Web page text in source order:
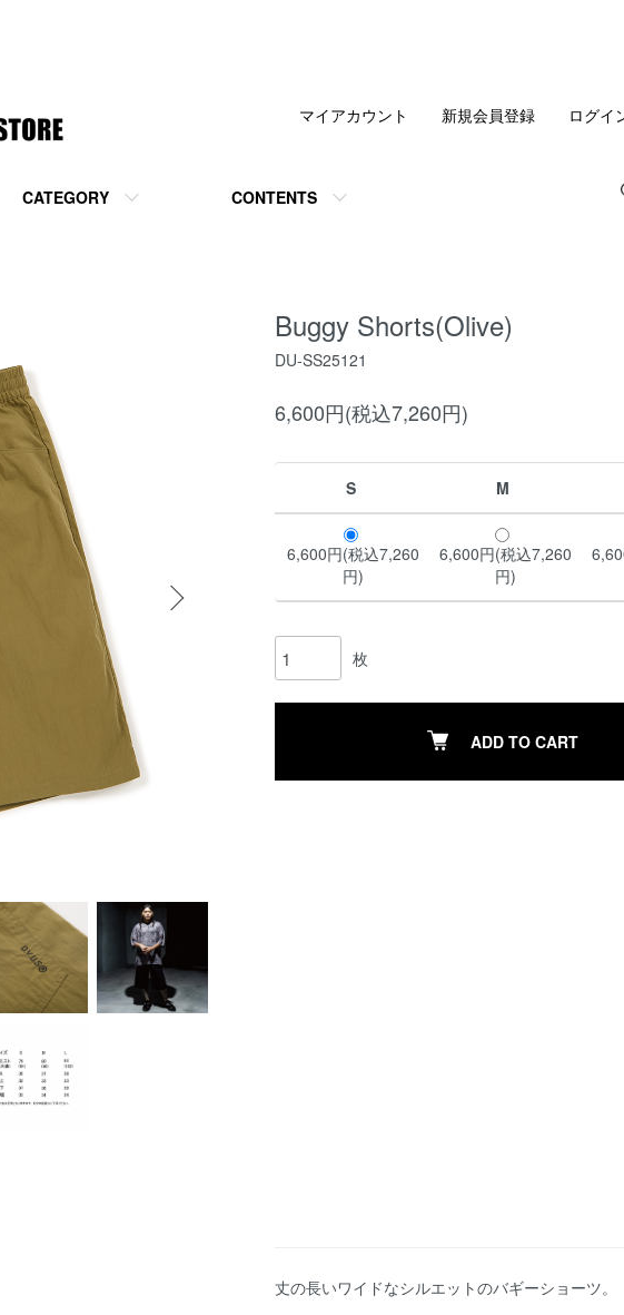
CATEGORY CONTENTS
マイアカウント 新規会員登録 ログイ
Buggy Shorts(Olive)
DU-SS25121
6,600円(税込7,260円)
S M
6,600円(税込7,260
円)
6,600円(税込7,260
円)
枚
ADD TO CART
丈の長いワイドなシルエットのバギーショーツ。